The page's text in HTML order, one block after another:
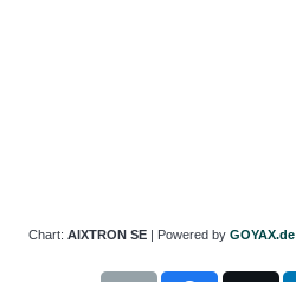
Chart: AIXTRON SE | Powered by GOYAX.de